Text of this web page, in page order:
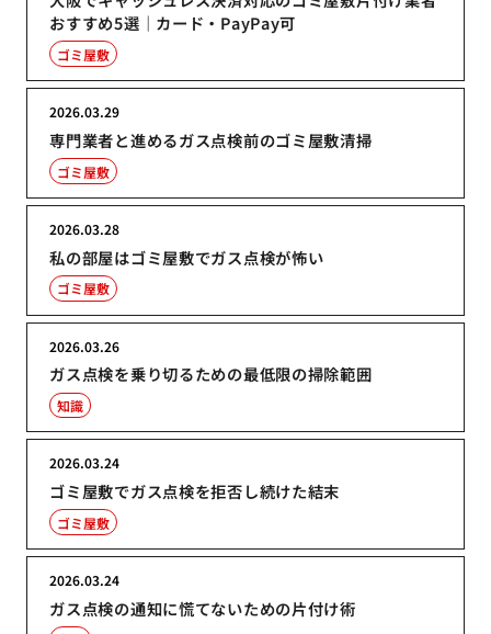
おすすめ5選｜カード・PayPay可
ゴミ屋敷
専門業者と進めるガス点検前のゴミ屋敷清掃
2026.03.29
ゴミ屋敷
私の部屋はゴミ屋敷でガス点検が怖い
2026.03.28
ゴミ屋敷
ガス点検を乗り切るための最低限の掃除範囲
2026.03.26
知識
ゴミ屋敷でガス点検を拒否し続けた結末
2026.03.24
ゴミ屋敷
ガス点検の通知に慌てないための片付け術
2026.03.24